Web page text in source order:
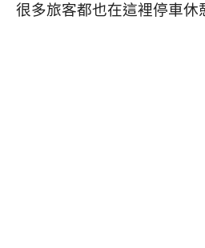
很多旅客都也在這裡停車休